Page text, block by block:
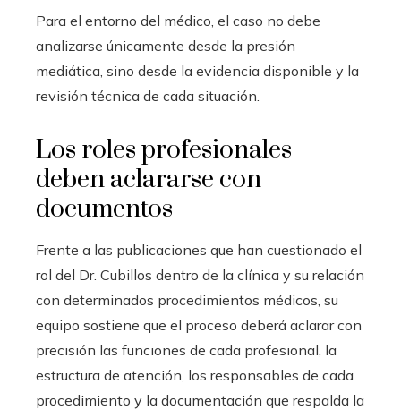
Para el entorno del médico, el caso no debe
analizarse únicamente desde la presión
mediática, sino desde la evidencia disponible y la
revisión técnica de cada situación.
Los roles profesionales
deben aclararse con
documentos
Frente a las publicaciones que han cuestionado el
rol del Dr. Cubillos dentro de la clínica y su relación
con determinados procedimientos médicos, su
equipo sostiene que el proceso deberá aclarar con
precisión las funciones de cada profesional, la
estructura de atención, los responsables de cada
procedimiento y la documentación que respalda la